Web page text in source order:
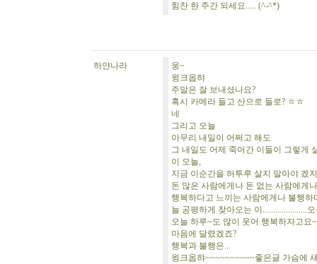
힘찬 한 주간 되세요..... (^-^*)
하얀나라
웅~
윙크옵햐
주말은 잘 보내셨나요?
혹시 카메라 들고 산으로 들로? ㅎㅎ
네
그리고 오늘
아무리 내일이 어쩌고 해도
그 내일도 어제 죽어간 이들이 그렇게
이 오늘,
지금 이순간을 허투루 살지 말아야 겠
돈 많은 사람에게나 돈 없는 사람에게
행복하다고 느끼는 사람에게나 불행
늘 공평하게 찾아오는 이.....................
오늘 하루~도 많이 웃어 행복하자고요~
마음에 달렸겠죠?
행복과 불행은...
윙크옵햐~~~~~~~~~~좋은글 가슴에